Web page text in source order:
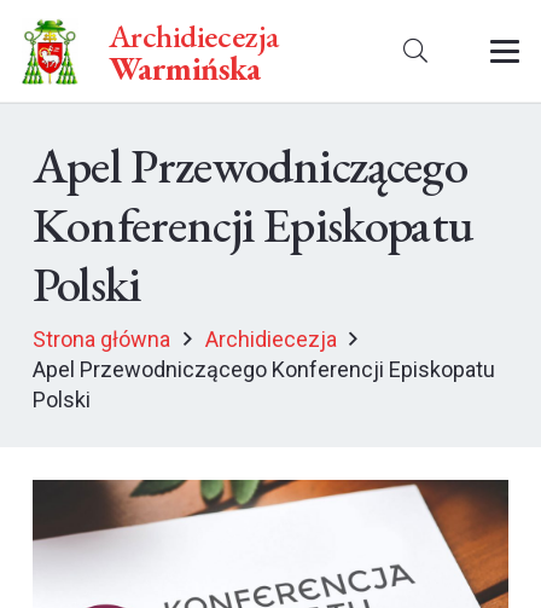
Archidiecezja
Warmińska
Apel Przewodniczącego
Konferencji Episkopatu
Polski
Strona główna
Archidiecezja
Apel Przewodniczącego Konferencji Episkopatu
Polski